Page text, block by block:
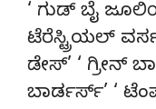
‘ ಗುಡ್ ಬೈ
ಟೆರೆಸ್ಟ್ರಿಯಲ್
ಡೇಸ್’ ‘ ಗ್ರೀನ್
ಬಾರ್ಡರ್ಸ್’ ‘